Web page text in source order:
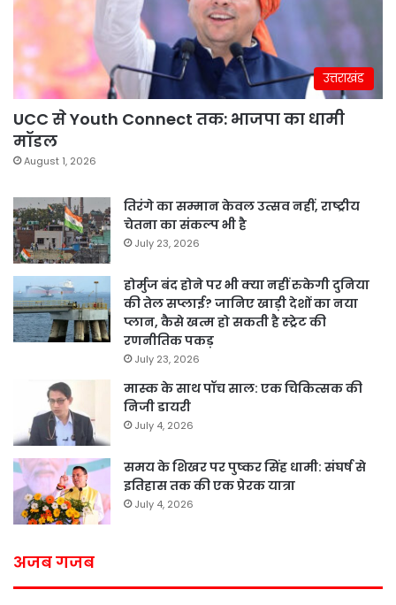
उत्तराखंड
UCC से Youth Connect तक: भाजपा का धामी
मॉडल
August 1, 2026
तिरंगे का सम्मान केवल उत्सव नहीं, राष्ट्रीय
चेतना का संकल्प भी है
July 23, 2026
होर्मुज बंद होने पर भी क्या नहीं रुकेगी दुनिया
की तेल सप्लाई? जानिए खाड़ी देशों का नया
प्लान, कैसे खत्म हो सकती है स्ट्रेट की
रणनीतिक पकड़
July 23, 2026
मास्क के साथ पॉच साल: एक चिकित्सक की
निजी डायरी
July 4, 2026
समय के शिखर पर पुष्कर सिंह धामी: संघर्ष से
इतिहास तक की एक प्रेरक यात्रा
July 4, 2026
अजब गजब